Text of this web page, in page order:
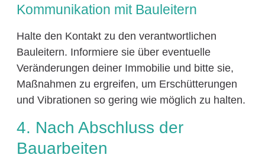
Kommunikation mit Bauleitern
Halte den Kontakt zu den verantwortlichen
Bauleitern. Informiere sie über eventuelle
Veränderungen deiner Immobilie und bitte sie,
Maßnahmen zu ergreifen, um Erschütterungen
und Vibrationen so gering wie möglich zu halten.
4. Nach Abschluss der
Bauarbeiten